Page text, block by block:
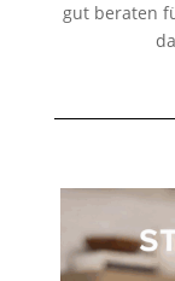
gut beraten